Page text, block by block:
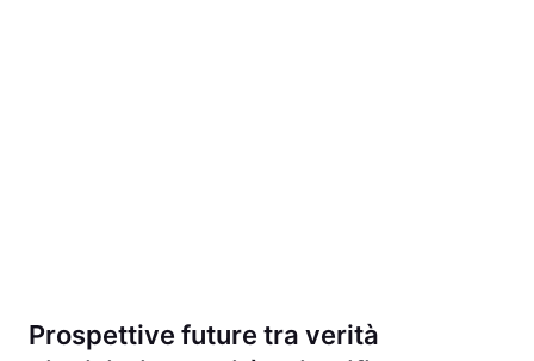
Prospettive future tra verità